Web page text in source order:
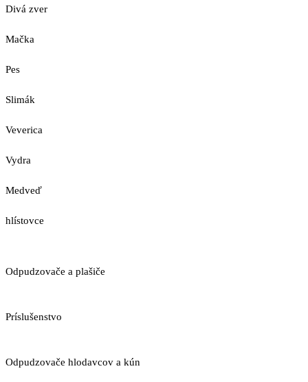
Divá zver
Mačka
Pes
Slimák
Veverica
Vydra
Medveď
hlístovce
Odpudzovače a plašiče
Príslušenstvo
Odpudzovače hlodavcov a kún